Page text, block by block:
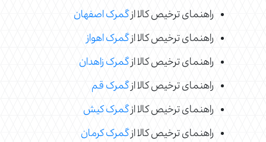
راهنمای ترخیص کالا ازگمرک اصفهان
راهنمای ترخیص کالا ازگمرک اهواز
راهنمای ترخیص کالا ازگمرک زاهدان
راهنمای ترخیص کالا ازگمرک قم
راهنمای ترخیص کالا ازگمرک کیش
راهنمای ترخیص کالا ازگمرک کرمان